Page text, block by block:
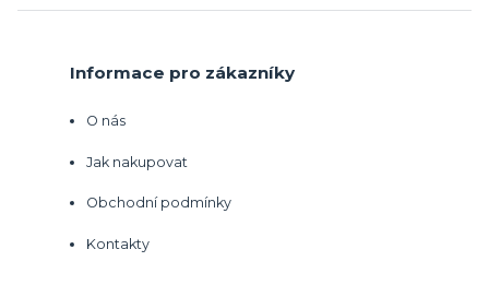
Informace pro zákazníky
O nás
Jak nakupovat
Obchodní podmínky
Kontakty